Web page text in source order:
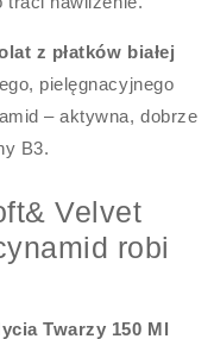
z płatków białej
pielęgnacyjnego
– aktywna, dobrze
B3.
Velvet
robi
Twarzy 150 Ml